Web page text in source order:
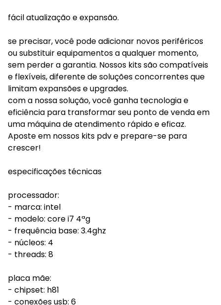
fácil atualização e expansão.
se precisar, você pode adicionar novos periféricos
ou substituir equipamentos a qualquer momento,
sem perder a garantia. Nossos kits são compatíveis
e flexíveis, diferente de soluções concorrentes que
limitam expansões e upgrades.
com a nossa solução, você ganha tecnologia e
eficiência para transformar seu ponto de venda em
uma máquina de atendimento rápido e eficaz.
Aposte em nossos kits pdv e prepare-se para
crescer!
especificações técnicas
processador:
- marca: intel
- modelo: core i7 4ªg
- frequência base: 3.4ghz
- núcleos: 4
- threads: 8
placa mãe:
- chipset: h81
- conexões usb: 6